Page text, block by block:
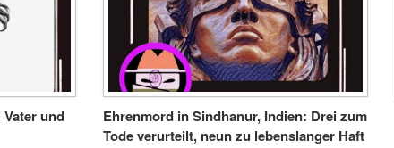
und
Ehrenmord in Sindhanur, Indien: Drei zum
Tode verurteilt, neun zu lebenslanger Haft